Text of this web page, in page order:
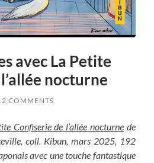
avec La Petite
nocturne
COMMENTS
Confiserie de l’allée nocturnede
coll. Kibun, mars 2025, 192
avec une touche fantastique